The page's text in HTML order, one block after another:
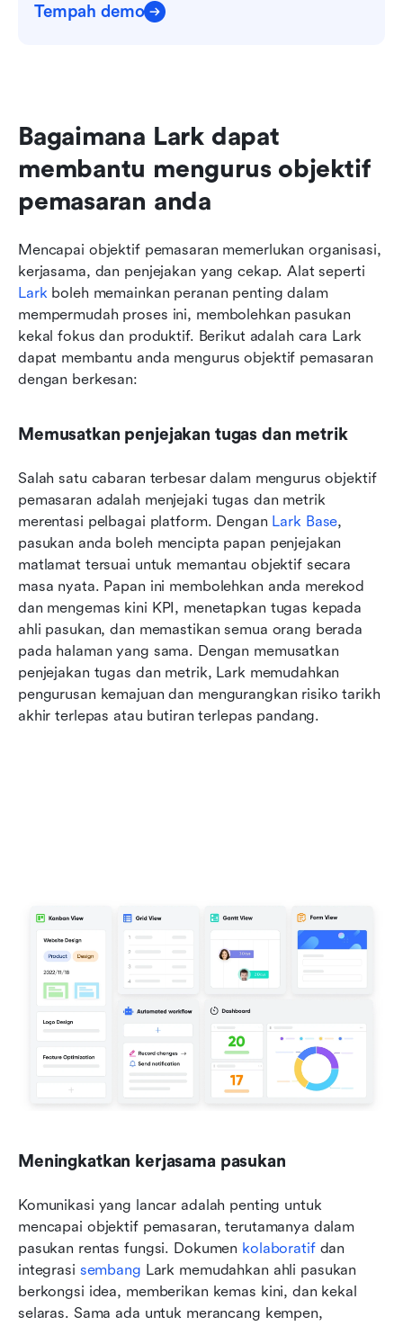
Tempah demo
Bagaimana Lark dapat
membantu mengurus objektif
pemasaran anda
Mencapai objektif pemasaran memerlukan organisasi,
Lark boleh memainkan peranan penting dalam
mempermudah proses ini, membolehkan pasukan
kekal fokus dan produktif. Berikut adalah cara Lark
dapat membantu anda mengurus objektif pemasaran
dengan berkesan:
Memusatkan penjejakan tugas dan metrik
Salah satu cabaran terbesar dalam mengurus objektif
pemasaran adalah menjejaki tugas dan metrik
merentasi pelbagai platform. Dengan Lark Base,
pasukan anda boleh mencipta papan penjejakan
matlamat tersuai untuk memantau objektif secara
masa nyata. Papan ini membolehkan anda merekod
dan mengemas kini KPI, menetapkan tugas kepada
ahli pasukan, dan memastikan semua orang berada
pada halaman yang sama. Dengan memusatkan
penjejakan tugas dan metrik, Lark memudahkan
pengurusan kemajuan dan mengurangkan risiko tarikh
akhir terlepas atau butiran terlepas pandang.
Meningkatkan kerjasama pasukan
Komunikasi yang lancar adalah penting untuk
mencapai objektif pemasaran, terutamanya dalam
pasukan rentas fungsi. Dokumen kolaboratif dan
integrasi sembang Lark memudahkan ahli pasukan
berkongsi idea, memberikan kemas kini, dan kekal
selaras. Sama ada untuk merancang kempen,